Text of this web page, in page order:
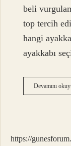
beli
top tercih
hangi
ayakkabı
Devamını
https://